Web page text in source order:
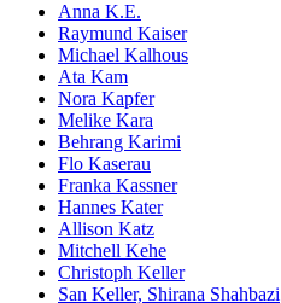
Anna K.E.
Raymund Kaiser
Michael Kalhous
Ata Kam
Nora Kapfer
Melike Kara
Behrang Karimi
Flo Kaserau
Franka Kassner
Hannes Kater
Allison Katz
Mitchell Kehe
Christoph Keller
San Keller, Shirana Shahbazi